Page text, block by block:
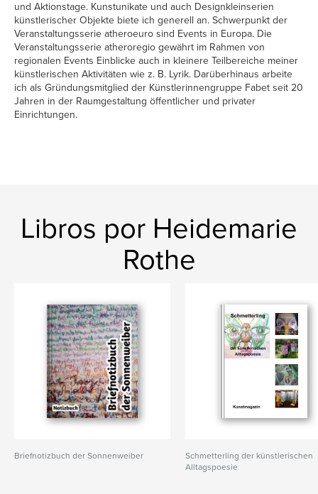
und Aktionstage. Kunstunikate und auch Designkleinserien
künstlerischer Objekte biete ich generell an. Schwerpunkt der
Veranstaltungsserie atheroeuro sind Events in Europa. Die
Veranstaltungsserie atheroregio gewährt im Rahmen von
regionalen Events Einblicke auch in kleinere Teilbereiche meiner
künstlerischen Aktivitäten wie z. B. Lyrik. Darüberhinaus arbeite
ich als Gründungsmitglied der Künstlerinnengruppe Fabet seit 20
Jahren in der Raumgestaltung öffentlicher und privater
Einrichtungen.
Libros por Heidemarie
Rothe
Briefnotizbuch der Sonnenweiber
Schmetterling der künstlerischen
Alltagspoesie